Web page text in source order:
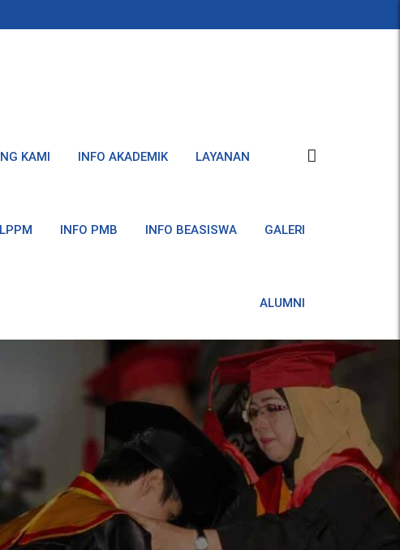
KAMI INFO AKADEMIK LAYANAN
INFO PMB INFO BEASISWA GALERI
ALUMNI